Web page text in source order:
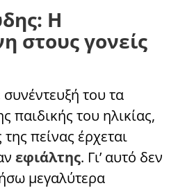
Η
στους γονείς
του τα
παιδικής του ηλικίας,
πείνας έρχεται
εφιάλτης. Γι’ αυτό δεν
μεγαλύτερα